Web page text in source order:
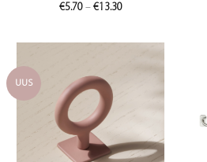
€5.70 – €13.30Price
UUS